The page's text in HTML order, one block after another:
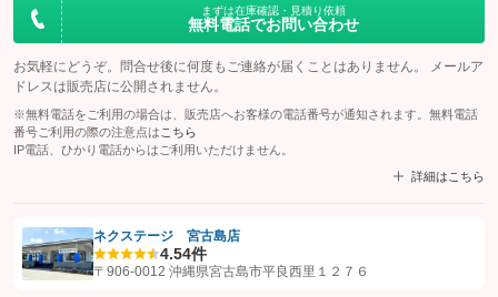
まずは在庫確認・見積り依頼
無料電話でお問い合わせ
お気軽にどうぞ。問合せ後に何度もご連絡が届くことはありません。 メールア
ドレスは販売店に公開されません。
※無料電話をご利用の場合は、販売店へお客様の電話番号が通知されます。無料電話
番号ご利用の際の注意点は こちら
IP電話、ひかり電話からはご利用いただけません。
詳細はこちら
【STEP1】認証画面でグーネットを友だち追加してから「許可する」ボタンを押
ネクステージ 宮古島店
4.54件
〒906-0012 沖縄県宮古島市平良西里１２７６